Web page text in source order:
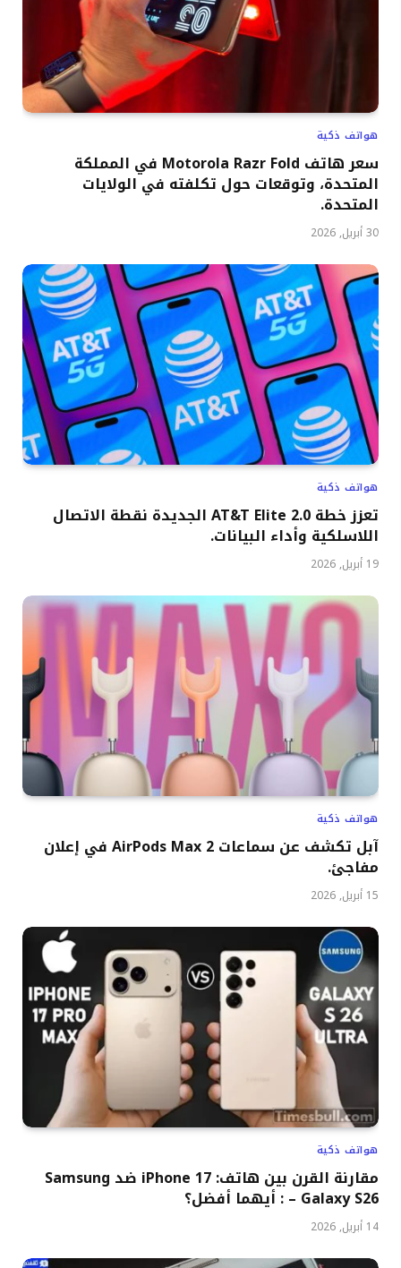
هواتف ذكية
سعر هاتف Motorola Razr Fold في المملكة
المتحدة، وتوقعات حول تكلفته في الولايات
المتحدة.
30 أبريل, 2026
هواتف ذكية
تعزز خطة AT&T Elite 2.0 الجديدة نقطة الاتصال
اللاسلكية وأداء البيانات.
19 أبريل, 2026
هواتف ذكية
آبل تكشف عن سماعات AirPods Max 2 في إعلان
مفاجئ.
15 أبريل, 2026
هواتف ذكية
مقارنة القرن بين هاتف: iPhone 17 ضد Samsung
Galaxy S26 – : أيهما أفضل؟
14 أبريل, 2026